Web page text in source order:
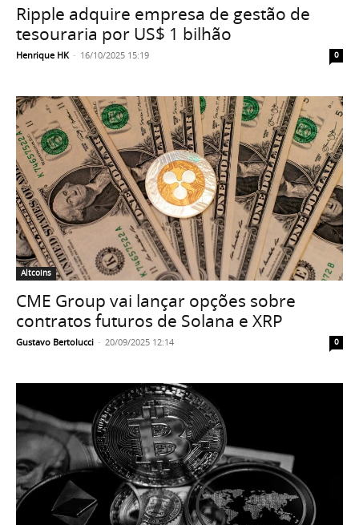
Ripple adquire empresa de gestão de
tesouraria por US$ 1 bilhão
Henrique HK - 16/10/2025 15:19 0
Altcoins
CME Group vai lançar opções sobre
contratos futuros de Solana e XRP
Gustavo Bertolucci - 20/09/2025 12:14 0